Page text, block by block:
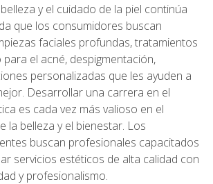
y el cuidado de la piel continúa
que los consumidores buscan
faciales profundas, tratamientos
el acné, despigmentación,
personalizadas que les ayuden a
Desarrollar una carrera en el
es cada vez más valioso en el
la belleza y el bienestar. Los
buscan profesionales capacitados
servicios estéticos de alta calidad con
y profesionalismo.